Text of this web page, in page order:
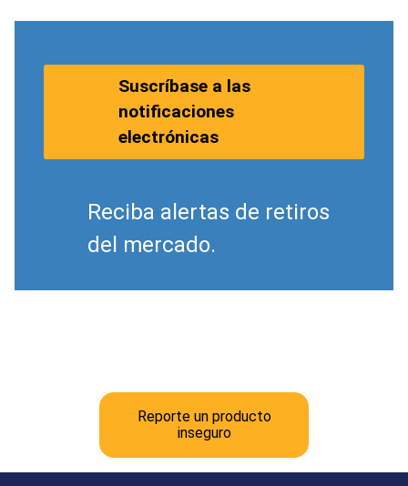
Suscríbase a las
notificaciones
electrónicas
Reciba alertas de retiros
del mercado.
Reporte un producto
inseguro